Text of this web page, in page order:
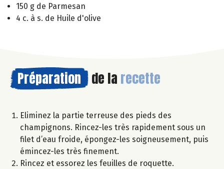
150 g de Parmesan
4 c. à s. de Huile d'olive
Préparation de la recette
Eliminez la partie terreuse des pieds des
champignons. Rincez-les très rapidement sous un
filet d’eau froide, épongez-les soigneusement, puis
émincez-les très finement.
Rincez et essorez les feuilles de roquette.